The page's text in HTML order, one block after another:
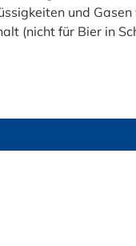
(nicht für Bier in